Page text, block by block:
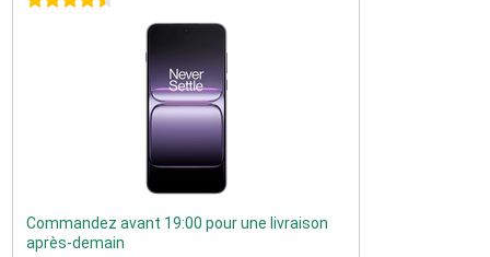
Commandez avant 19:00 pour une livraison
après-demain